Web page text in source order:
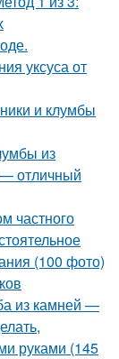
уксуса от
и клумбы
из
— отличный
частного
(100 фото)
из камней —
руками (145